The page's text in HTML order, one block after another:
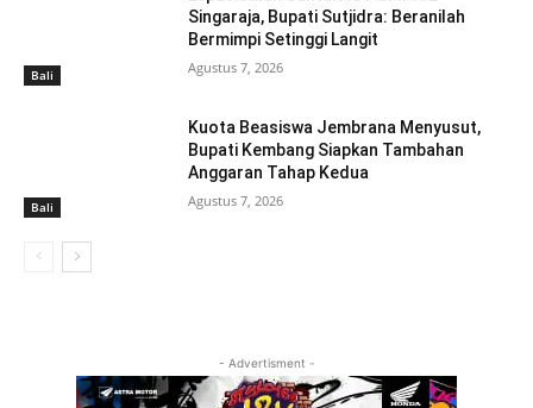
Bali
Singaraja, Bupati Sutjidra: Beranilah
Bermimpi Setinggi Langit
Agustus 7, 2026
Bali
Kuota Beasiswa Jembrana Menyusut,
Bupati Kembang Siapkan Tambahan
Anggaran Tahap Kedua
Agustus 7, 2026
- Advertisment -